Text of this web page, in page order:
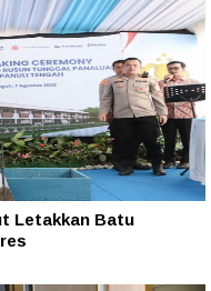
Letakkan Batu